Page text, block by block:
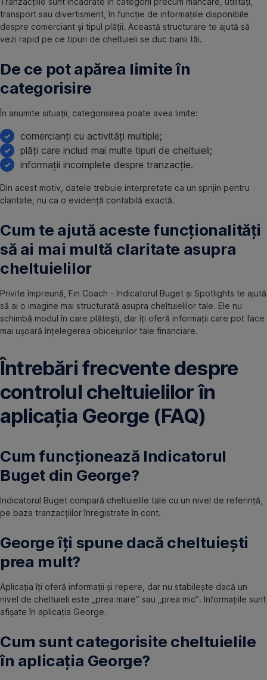
transport sau divertisment, în funcție de informațiile disponibile
despre comerciant și tipul plății. Această structurare te ajută să
vezi rapid pe ce tipuri de cheltuieli se duc banii tăi.
De ce pot apărea limite în
categorisire
În anumite situații, categorisirea poate avea limite:
comercianți cu activități multiple;
plăți care includ mai multe tipuri de cheltuieli;
informații incomplete despre tranzacție.
Din acest motiv, datele trebuie interpretate ca un sprijin pentru
claritate, nu ca o evidență contabilă exactă.
Cum te ajută aceste funcționalități
să ai mai multă claritate asupra
cheltuielilor
Privite împreună, Fin Coach - Indicatorul Buget și Spotlights te ajută
să ai o imagine mai structurată asupra cheltuielilor tale. Ele nu
schimbă modul în care plătești, dar îți oferă informații care pot face
mai ușoară înțelegerea obiceiurilor tale financiare.
Întrebări frecvente despre
controlul cheltuielilor în
aplicația George (FAQ)
Cum funcționează Indicatorul
Buget din George?
Indicatorul Buget compară cheltuielile tale cu un nivel de referință,
pe baza tranzacțiilor înregistrate în cont.
George îți spune dacă cheltuiești
prea mult?
Aplicația îți oferă informații și repere, dar nu stabilește dacă un
nivel de cheltuieli este „prea mare” sau „prea mic”. Informațiile sunt
afișate în aplicația George.
Cum sunt categorisite cheltuielile
în aplicația George?